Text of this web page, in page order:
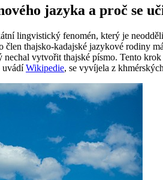
jazyka a proč se
lingvistický fenomén, který je
člen thajsko-kadajské jazykové
vytvořit thajské písmo. Tento
uvádíWikipedie, se vyvíjela z